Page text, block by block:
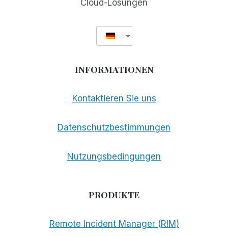
Cloud-Lösungen
INFORMATIONEN
Kontaktieren Sie uns
Datenschutzbestimmungen
Nutzungsbedingungen
PRODUKTE
Remote Incident Manager (RIM)